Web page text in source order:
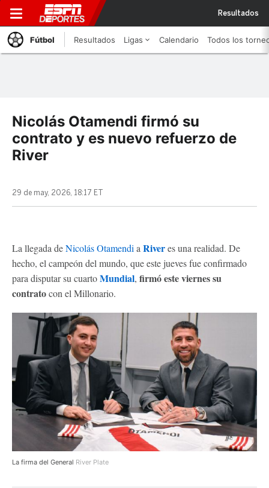
Resultados
Fútbol Resultados Ligas Calendario Todos los
Nicolás Otamendi firmó su
contrato y es nuevo refuerzo de
River
29 de may, 2026, 18:17 ET
La llegada deNicolás Otamendi a Riveres una realidad. De
hecho, el campeón del mundo, que este jueves fue confirmado
para disputar su cuartoMundial, firmó este viernes su
contratocon el Millonario.
La firma del General River Plate